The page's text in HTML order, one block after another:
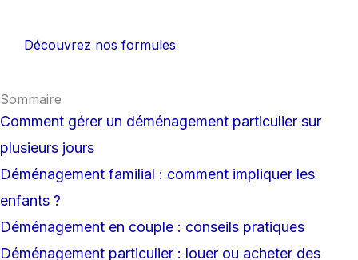
Découvrez nos formules
Sommaire
Comment gérer un déménagement particulier sur
plusieurs jours
Déménagement familial : comment impliquer les
enfants ?
Déménagement en couple : conseils pratiques
Déménagement particulier : louer ou acheter des